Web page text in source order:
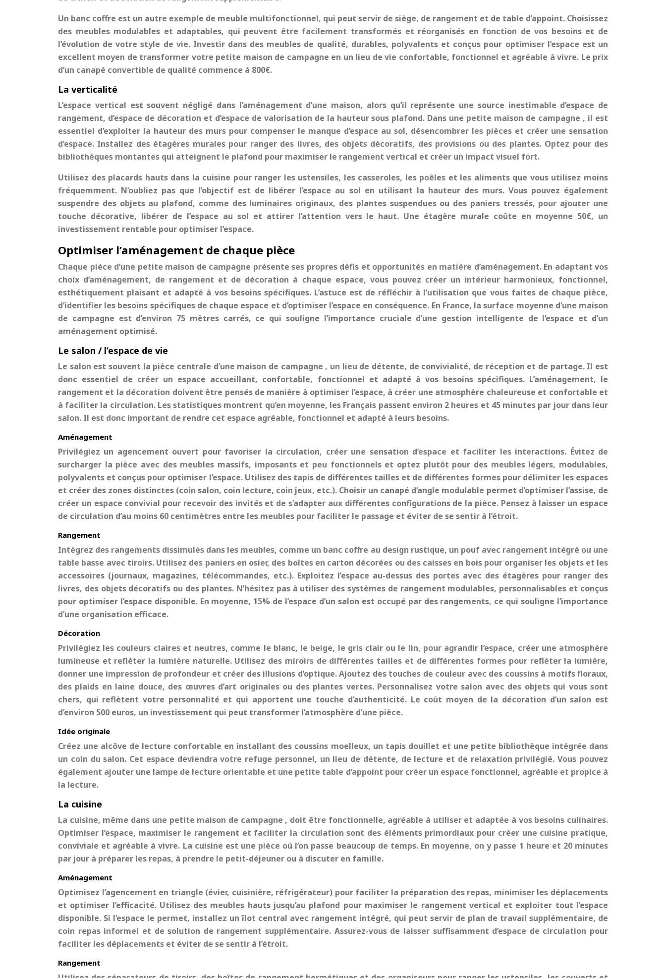
Un banc coffre est un autre exemple de meuble multifonctionnel, qui peut servir de siège, de rangement et de table d’appoint. Choisissez
des meubles modulables et adaptables, qui peuvent être facilement transformés et réorganisés en fonction de vos besoins et de
l’évolution de votre style de vie. Investir dans des meubles de qualité, durables, polyvalents et conçus pour optimiser l’espace est un
excellent moyen de transformer votre petite maison de campagne en un lieu de vie confortable, fonctionnel et agréable à vivre. Le prix
d’un canapé convertible de qualité commence à 800€.
La verticalité
L’espace vertical est souvent négligé dans l’aménagement d’une maison, alors qu’il représente une source inestimable d’espace de
rangement, d’espace de décoration et d’espace de valorisation de la hauteur sous plafond. Dans une petite maison de campagne , il est
essentiel d’exploiter la hauteur des murs pour compenser le manque d’espace au sol, désencombrer les pièces et créer une sensation
d’espace. Installez des étagères murales pour ranger des livres, des objets décoratifs, des provisions ou des plantes. Optez pour des
bibliothèques montantes qui atteignent le plafond pour maximiser le rangement vertical et créer un impact visuel fort.
Utilisez des placards hauts dans la cuisine pour ranger les ustensiles, les casseroles, les poêles et les aliments que vous utilisez moins
fréquemment. N’oubliez pas que l’objectif est de libérer l’espace au sol en utilisant la hauteur des murs. Vous pouvez également
suspendre des objets au plafond, comme des luminaires originaux, des plantes suspendues ou des paniers tressés, pour ajouter une
touche décorative, libérer de l’espace au sol et attirer l’attention vers le haut. Une étagère murale coûte en moyenne 50€, un
investissement rentable pour optimiser l’espace.
Optimiser l’aménagement de chaque pièce
Chaque pièce d’une petite maison de campagne présente ses propres défis et opportunités en matière d’aménagement. En adaptant vos
choix d’aménagement, de rangement et de décoration à chaque espace, vous pouvez créer un intérieur harmonieux, fonctionnel,
esthétiquement plaisant et adapté à vos besoins spécifiques. L’astuce est de réfléchir à l’utilisation que vous faites de chaque pièce,
d’identifier les besoins spécifiques de chaque espace et d’optimiser l’espace en conséquence. En France, la surface moyenne d’une maison
de campagne est d’environ 75 mètres carrés, ce qui souligne l’importance cruciale d’une gestion intelligente de l’espace et d’un
aménagement optimisé.
Le salon / l’espace de vie
Le salon est souvent la pièce centrale d’une maison de campagne , un lieu de détente, de convivialité, de réception et de partage. Il est
donc essentiel de créer un espace accueillant, confortable, fonctionnel et adapté à vos besoins spécifiques. L’aménagement, le
rangement et la décoration doivent être pensés de manière à optimiser l’espace, à créer une atmosphère chaleureuse et confortable et
à faciliter la circulation. Les statistiques montrent qu’en moyenne, les Français passent environ 2 heures et 45 minutes par jour dans leur
salon. Il est donc important de rendre cet espace agréable, fonctionnel et adapté à leurs besoins.
Aménagement
Privilégiez un agencement ouvert pour favoriser la circulation, créer une sensation d’espace et faciliter les interactions. Évitez de
surcharger la pièce avec des meubles massifs, imposants et peu fonctionnels et optez plutôt pour des meubles légers, modulables,
polyvalents et conçus pour optimiser l’espace. Utilisez des tapis de différentes tailles et de différentes formes pour délimiter les espaces
et créer des zones distinctes (coin salon, coin lecture, coin jeux, etc.). Choisir un canapé d’angle modulable permet d’optimiser l’assise, de
créer un espace convivial pour recevoir des invités et de s’adapter aux différentes configurations de la pièce. Pensez à laisser un espace
de circulation d’au moins 60 centimètres entre les meubles pour faciliter le passage et éviter de se sentir à l’étroit.
Rangement
Intégrez des rangements dissimulés dans les meubles, comme un banc coffre au design rustique, un pouf avec rangement intégré ou une
table basse avec tiroirs. Utilisez des paniers en osier, des boîtes en carton décorées ou des caisses en bois pour organiser les objets et les
accessoires (journaux, magazines, télécommandes, etc.). Exploitez l’espace au-dessus des portes avec des étagères pour ranger des
livres, des objets décoratifs ou des plantes. N’hésitez pas à utiliser des systèmes de rangement modulables, personnalisables et conçus
pour optimiser l’espace disponible. En moyenne, 15% de l’espace d’un salon est occupé par des rangements, ce qui souligne l’importance
d’une organisation efficace.
Décoration
Privilégiez les couleurs claires et neutres, comme le blanc, le beige, le gris clair ou le lin, pour agrandir l’espace, créer une atmosphère
lumineuse et refléter la lumière naturelle. Utilisez des miroirs de différentes tailles et de différentes formes pour refléter la lumière,
donner une impression de profondeur et créer des illusions d’optique. Ajoutez des touches de couleur avec des coussins à motifs floraux,
des plaids en laine douce, des œuvres d’art originales ou des plantes vertes. Personnalisez votre salon avec des objets qui vous sont
chers, qui reflètent votre personnalité et qui apportent une touche d’authenticité. Le coût moyen de la décoration d’un salon est
d’environ 500 euros, un investissement qui peut transformer l’atmosphère d’une pièce.
Idée originale
Créez une alcôve de lecture confortable en installant des coussins moelleux, un tapis douillet et une petite bibliothèque intégrée dans
un coin du salon. Cet espace deviendra votre refuge personnel, un lieu de détente, de lecture et de relaxation privilégié. Vous pouvez
également ajouter une lampe de lecture orientable et une petite table d’appoint pour créer un espace fonctionnel, agréable et propice à
la lecture.
La cuisine
La cuisine, même dans une petite maison de campagne , doit être fonctionnelle, agréable à utiliser et adaptée à vos besoins culinaires.
Optimiser l’espace, maximiser le rangement et faciliter la circulation sont des éléments primordiaux pour créer une cuisine pratique,
conviviale et agréable à vivre. La cuisine est une pièce où l’on passe beaucoup de temps. En moyenne, on y passe 1 heure et 20 minutes
par jour à préparer les repas, à prendre le petit-déjeuner ou à discuter en famille.
Aménagement
Optimisez l’agencement en triangle (évier, cuisinière, réfrigérateur) pour faciliter la préparation des repas, minimiser les déplacements
et optimiser l’efficacité. Utilisez des meubles hauts jusqu’au plafond pour maximiser le rangement vertical et exploiter tout l’espace
disponible. Si l’espace le permet, installez un îlot central avec rangement intégré, qui peut servir de plan de travail supplémentaire, de
coin repas informel et de solution de rangement supplémentaire. Assurez-vous de laisser suffisamment d’espace de circulation pour
faciliter les déplacements et éviter de se sentir à l’étroit.
Rangement